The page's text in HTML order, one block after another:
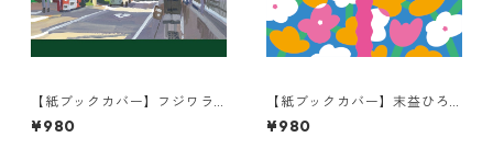
【紙ブックカバー】フジワラ
ヨシト/街の風景
¥980
【紙ブックカバー】末益ひろ
こ/KUKKA
¥980